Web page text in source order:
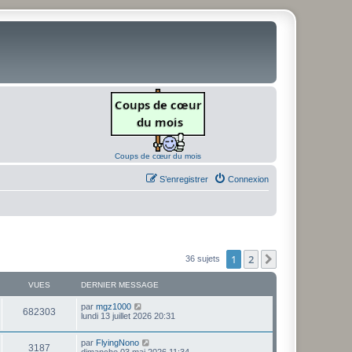
Coups de cœur du mois
Connexion
S’enregistrer
36 sujets 1 2
VUES DERNIER MESSAGE
682303
u
D
e
n
i
par mgz1000
lundi 13 juillet 2026 20:31
3187
D
par FlyingNono